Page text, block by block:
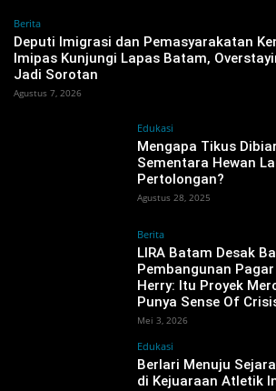
Berita
‎Deputi Imigrasi dan Pemasyarakatan
Imipas Kunjungi Lapas Batam,
Jadi Sorotan
Agustus 7, 2026
Edukasi
Mengapa Tikus
Sementara Hewan
Pertolongan?
Agustus 28, 2025
Berita
LIRA Batam Desak
Pembangunan Pagar
Herry: Itu Proyek
Punya Sense Of
Mei 3, 2026
Edukasi
Berlari Menuju
di Kejuaraan Atletik